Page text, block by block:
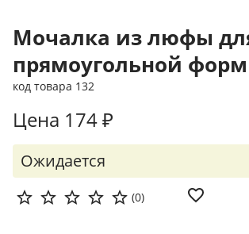
Мочалка из люфы
прямоугольной
код товара 132
Цена 174 ₽
Ожидается
(0)